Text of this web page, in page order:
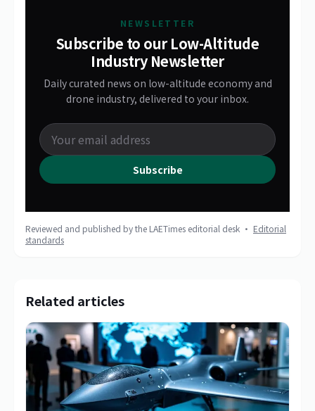
NEWSLETTER
Subscribe to our Low-Altitude
Industry Newsletter
Daily curated news on low-altitude economy and
drone industry, delivered to your inbox.
Subscribe
Reviewed and published by the LAETimes editorial desk · Editorial
standards
Related articles